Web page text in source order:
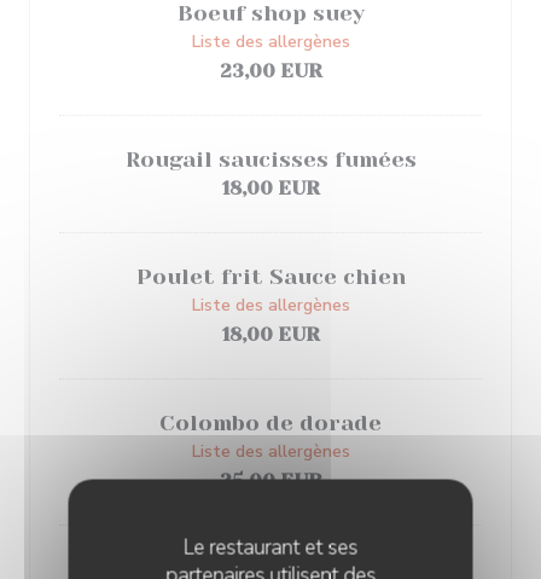
Le restaurant et ses
Boeuf shop suey
Liste des allergènes
23,00 EUR
Rougail saucisses fumées
18,00 EUR
Poulet frit Sauce chien
Liste des allergènes
18,00 EUR
Colombo de dorade
Liste des allergènes
25,00 EUR
Canard à la vanille